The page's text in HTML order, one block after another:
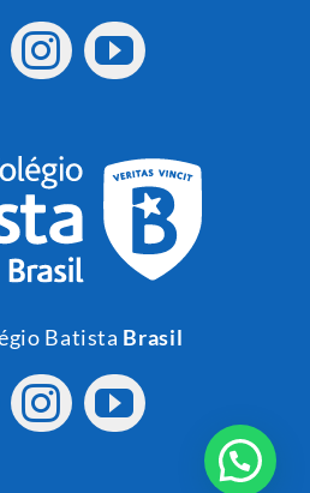
Batista Brasil